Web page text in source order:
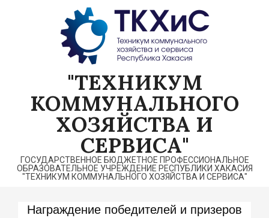
"ТЕХНИКУМ
КОММУНАЛЬНОГО
ХОЗЯЙСТВА И
СЕРВИСА"
ГОСУДАРСТВЕННОЕ БЮДЖЕТНОЕ ПРОФЕССИОНАЛЬНОЕ
ОБРАЗОВАТЕЛЬНОЕ УЧРЕЖДЕНИЕ РЕСПУБЛИКИ ХАКАСИЯ
"ТЕХНИКУМ КОММУНАЛЬНОГО ХОЗЯЙСТВА И СЕРВИСА"
Награждение победителей и призеров